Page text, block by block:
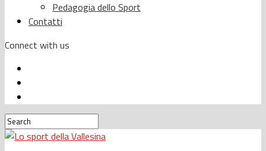
Pedagogia dello Sport
Contatti
Connect with us